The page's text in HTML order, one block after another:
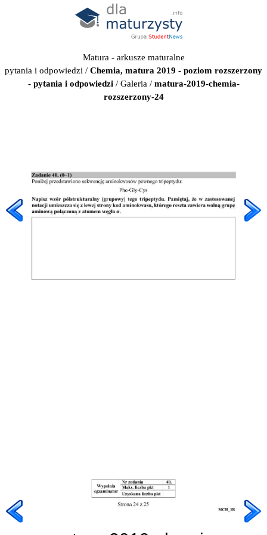
Matura - arkusze maturalne
pytania i odpowiedzi / Chemia, matura 2019 - poziom rozszerzony
- pytania i odpowiedzi/ Galeria / matura-2019-chemia-
rozszerzony-24